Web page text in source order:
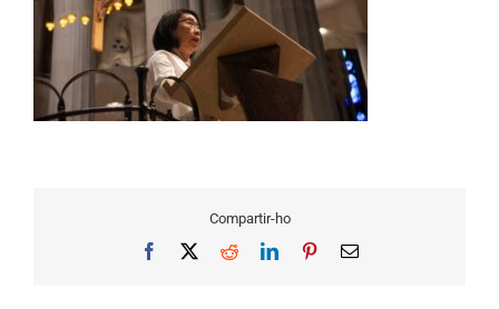
Compartir-ho
Facebook RedditLinkedInPinterestEmail